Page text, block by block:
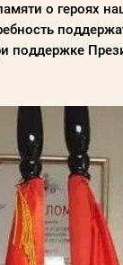
о героях